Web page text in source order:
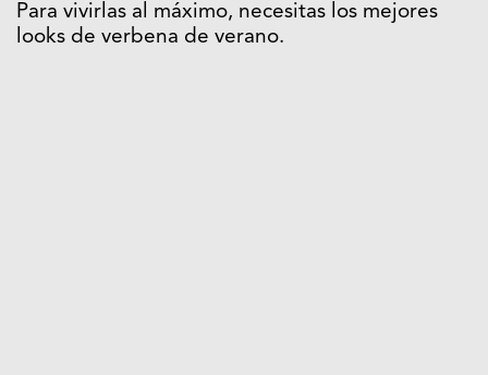
Para vivirlas al máximo, necesitas los mejores
looks de verbena de verano.